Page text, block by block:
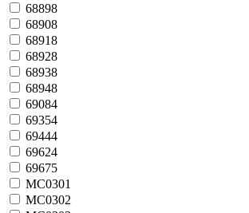
68898
68908
68918
68928
68938
68948
69084
69354
69444
69624
69675
MC0301
MC0302